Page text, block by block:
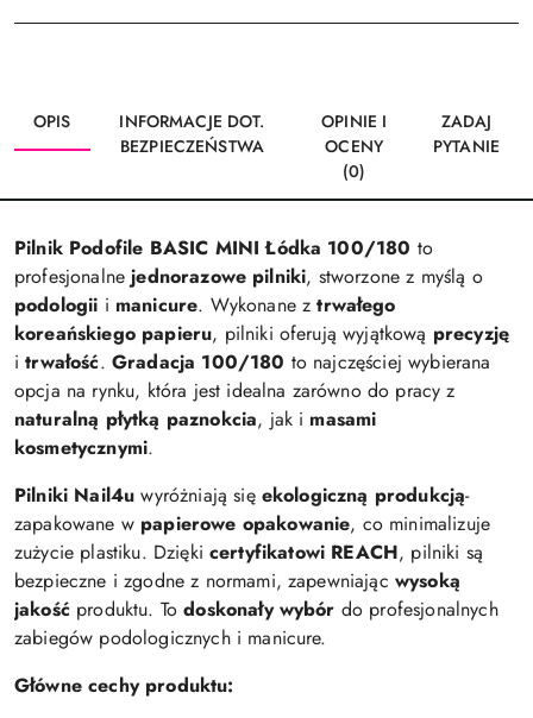
OPIS
INFORMACJE DOT.
BEZPIECZEŃSTWA
OPINIE I
OCENY
(0)
ZADAJ
PYTANIE
Pilnik Podofile BASIC MINIŁódka 100/180 to
profesjonalnejednorazowe pilniki, stworzonez myślą o
podologii i manicure. Wykonaneztrwałego
koreańskiego papieru, pilniki oferująwyjątkową precyzję
itrwałość. Gradacja 100/180 to najczęściejwybierana
opcja na rynku, która jest idealna zarówno do pracyz
naturalną płytką paznokcia, jak i masami
kosmetycznymi.
Pilniki Nail4u wyróżniająsię ekologiczną produkcją-
zapakowane w papierowe opakowanie, co minimalizuje
zużycie plastiku. Dziękicertyfikatowi REACH, pilniki są
bezpieczne izgodnez normami, zapewniając wysoką
jakość produktu. Todoskonaływybór do profesjonalnych
zabiegów podologicznych i manicure.
Głównecechy produktu: